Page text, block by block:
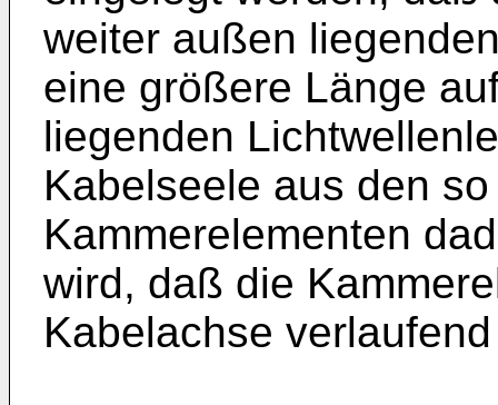
weiter außen
eine größere Länge
liegenden
Kabelseele aus den
Kammerelementen
wird, daß die
Kabelachse